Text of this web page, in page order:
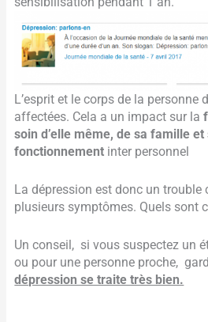
L’esprit et le corps de la personne
affectées. Cela a un impact sur la
soin d’elle même, de sa famille et
fonctionnement inter personnel
La dépression est donc un
plusieurs symptômes. Quels sont
Un conseil, si vous suspectez un
ou pour une personne proche,
dépression se traite très bien.